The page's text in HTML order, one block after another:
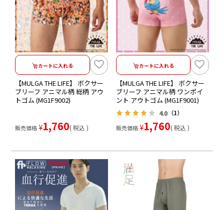
カートに入れる
【MULGA THE LIFE】 ボクサー
ブリーフ アニマル柄 総柄 アウ
トゴム (MG1F9002)
販売価格 ¥1,760 税込
カートに入れる
【MULGA THE LIFE】 ボクサー
ブリーフ アニマル柄 ワンポイ
ント アウトゴム (MG1F9001)
4.0 （1）
販売価格 ¥1,760 税込